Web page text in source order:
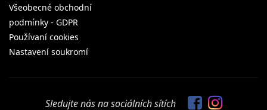
Všeobecné obchodní
podmínky - GDPR
Používaní cookies
Nastavení soukromí
Sledujte nás na sociálních sítích